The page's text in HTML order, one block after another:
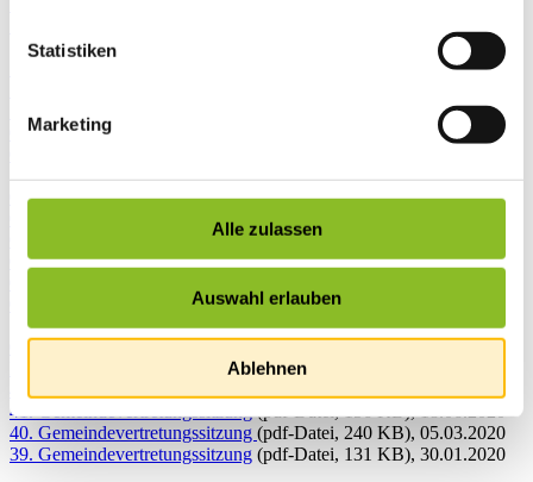
Statistiken
Marketing
Alle zulassen
Auswahl erlauben
Ablehnen
(pdf-Datei, 303 KB), 01.12.2022
(pdf-Datei, 409 KB), 07.07.2022
09. Gemeindevertretungssitzung
(pdf-Datei, 402 KB), 02.06.2022
07. Gemeindevertretungssitzung(pdf-Datei, 488 KB), 16.12.2021
06. Gemeindevertretungssitzung
(pdf-Datei, 352 KB), 31.11.2021
05. Gemeindevertretungssitzung(pdf-Datei, 352 KB), 08.07.2021
04. Gemeindevertretungssitzung(pdf-Datei, 291 KB), 27.05.2021
02. Gemeindevertretungssitzung(pdf-Datei, 340 KB), 14.01.2021
01. Gemeindevertretungssitzung(pdf-Datei, 194 KB), 15.10.2020
(pdf-Datei, 92 KB), 30.09.2020
42. Gemeindevertretungssitzung
(pdf-Datei, 444 KB), 27.08.2020
41. Gemeindevertretungssitzung
40. Gemeindevertretungssitzung (pdf-Datei, 240 KB), 05.03.2020
39. Gemeindevertretungssitzung (pdf-Datei, 131 KB), 30.01.2020